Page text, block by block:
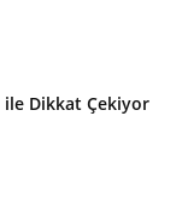
ile Dikkat Çekiyor